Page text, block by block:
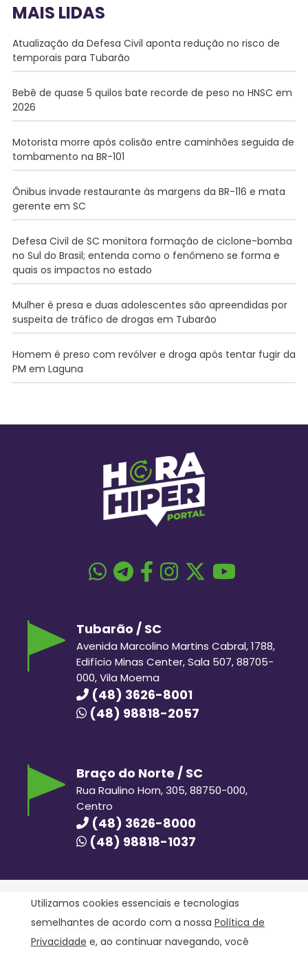
MAIS LIDAS
Atualização da Defesa Civil aponta redução no risco de
temporais para Tubarão
Bebê de quase 5 quilos bate recorde de peso no HNSC em
2026
Motorista morre após colisão entre caminhões seguida de
tombamento na BR-101
Ônibus invade restaurante às margens da BR-116 e mata
gerente em SC
Defesa Civil de SC monitora formação de ciclone-bomba
no Sul do Brasil; entenda como o fenômeno se forma e
quais os impactos no estado
Mulher é presa e duas adolescentes são apreendidas por
suspeita de tráfico de drogas em Tubarão
Homem é preso com revólver e droga após tentar fugir da
PM em Laguna
Tubarão / SC
Avenida Marcolino Martins Cabral, 1788,
Edifício Minas Center, Sala 507, 88705-
000, Vila Moema
(48) 3626-8001
(48) 98818-2057
Braço do Norte / SC
Rua Raulino Horn, 305, 88750-000,
Centro
(48) 3626-8000
(48) 98818-1037
Hora Hiper © 2020. Todos os direitos reservados.
Política de Privacidade
Utilizamos cookies essenciais e tecnologias
semelhantes de acordo com a nossa Política de
Privacidade e, ao continuar navegando, você